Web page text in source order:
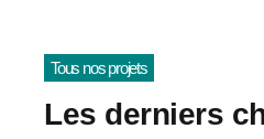
Tous nos projets
Les derniers